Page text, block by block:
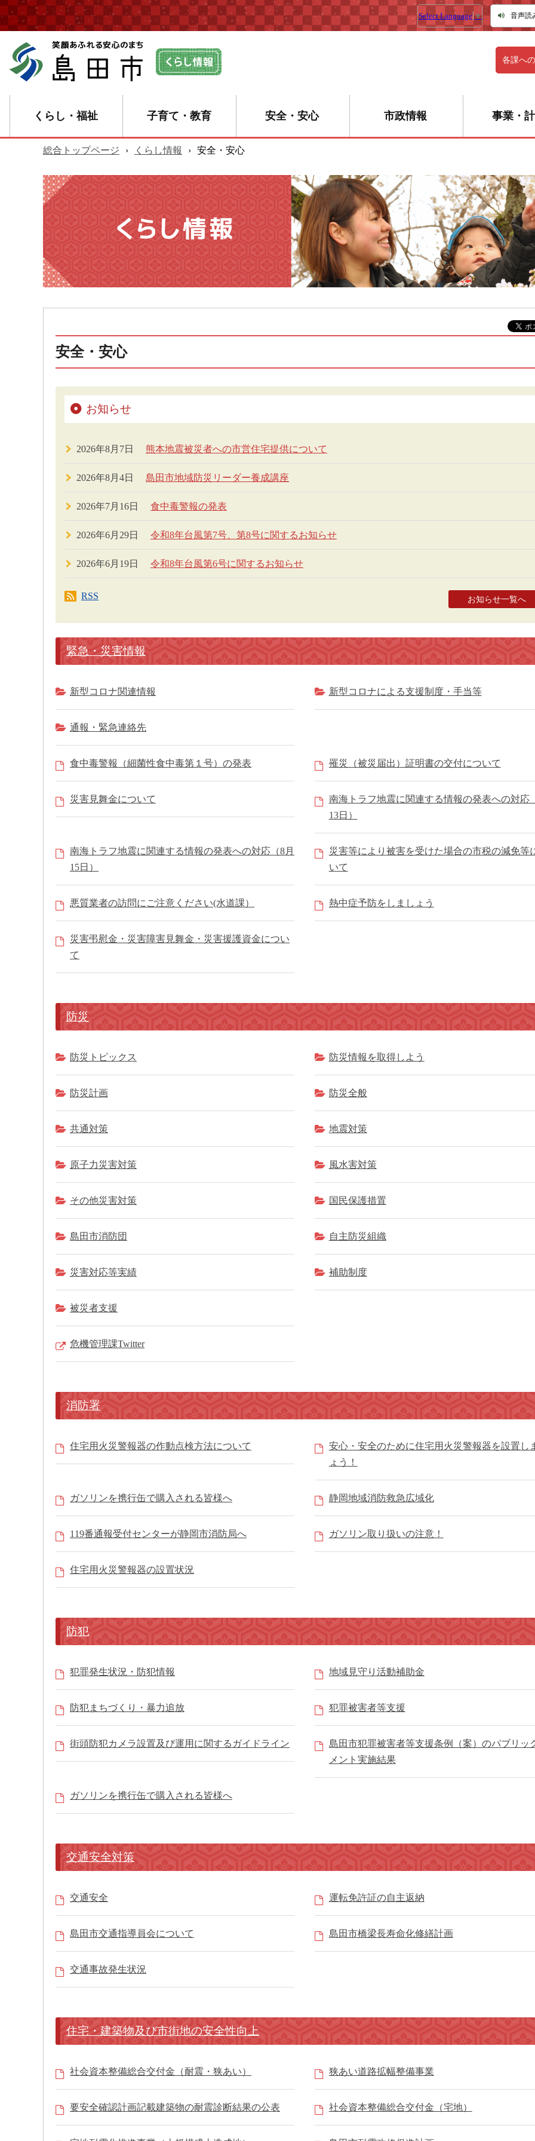
Select Language ▼ 音声読
各課への
くらし・福祉 子育て・教育 安全・安心 市政情報 事業・
総合トップページ › くらし情報 › 安全・安心
安全・安心
お知らせ
2026年8月7日 熊本地震被災者への市営住宅提供について
2026年8月4日 島田市地域防災リーダー養成講座
2026年7月16日 食中毒警報の発表
2026年6月29日 令和8年台風第7号、第8号に関するお知らせ
2026年6月19日 令和8年台風第6号に関するお知らせ
RSS お知らせ一覧へ
緊急・災害情報
新型コロナ関連情報 新型コロナによる支援制度・手当等
通報・緊急連絡先
食中毒警報（細菌性食中毒第１号）の発表 罹災（被災届出）証明書の交付について
災害見舞金について
南海トラフ地震に関連する情報の発表への対応
13日）
南海トラフ地震に関連する情報の発表への対応（8月
15日）
災害等により被害を受けた場合の市税の減免等
いて
悪質業者の訪問にご注意ください(水道課） 熱中症予防をしましょう
災害弔慰金・災害障害見舞金・災害援護資金につい
て
防災
防災トピックス 防災情報を取得しよう
防災計画 防災全般
共通対策 地震対策
原子力災害対策 風水害対策
その他災害対策 国民保護措置
島田市消防団 自主防災組織
災害対応等実績 補助制度
被災者支援
危機管理課Twitter
消防署
住宅用火災警報器の作動点検方法について
安心・安全のために住宅用火災警報器を設置し
ょう！
ガソリンを携行缶で購入される皆様へ 静岡地域消防救急広域化
119番通報受付センターが静岡市消防局へ ガソリン取り扱いの注意！
住宅用火災警報器の設置状況
防犯
犯罪発生状況・防犯情報 地域見守り活動補助金
防犯まちづくり・暴力追放 犯罪被害者等支援
街頭防犯カメラ設置及び運用に関するガイドライン
島田市犯罪被害者等支援条例（案）のパブリッ
メント実施結果
ガソリンを携行缶で購入される皆様へ
交通安全対策
交通安全 運転免許証の自主返納
島田市交通指導員会について 島田市橋梁長寿命化修繕計画
交通事故発生状況
住宅・建築物及び市街地の安全性向上
社会資本整備総合交付金（耐震・狭あい） 狭あい道路拡幅整備事業
要安全確認計画記載建築物の耐震診断結果の公表 社会資本整備総合交付金（宅地）